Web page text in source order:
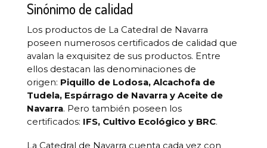
Sinónimo de calidad
Los productos de La Catedral de Navarra
poseen numerosos certificados de calidad que
avalan la exquisitez de sus productos. Entre
ellos destacan las denominaciones de
origen: Piquillo de Lodosa, Alcachofa de
Tudela, Espárrago de Navarra y Aceite de
Navarra. Pero también poseen los
certificados: IFS, Cultivo Ecológico y BRC.
La Catedral de Navarra cuenta cada vez con